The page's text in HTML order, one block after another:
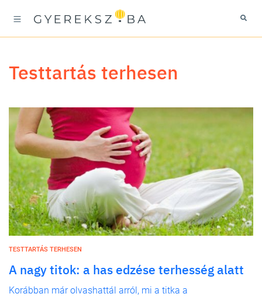
testtartás terhesen
TESTTARTÁS TERHESEN
A nagy titok: a has edzése terhesség alatt
Korábban már olvashattál arról, mi a titka a